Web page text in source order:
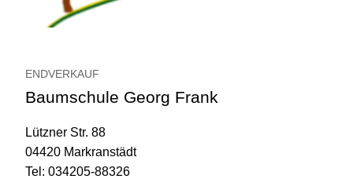
ENDVERKAUF
Baumschule Georg Frank
Lützner Str. 88
04420 Markranstädt
Tel: 034205-88326